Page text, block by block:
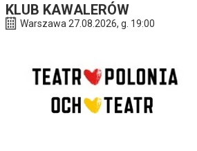
KLUB KAWALERÓW
Warszawa 27.08.2026, g. 19:00